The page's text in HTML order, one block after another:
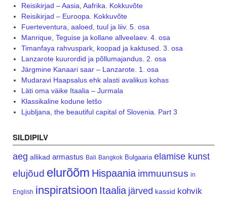
Reisikirjad – Aasia, Aafrika. Kokkuvõte
Reisikirjad – Euroopa. Kokkuvõte
Fuerteventura, aaloed, tuul ja liiv. 5. osa
Manrique, Teguise ja kollane allveelaev. 4. osa
Timanfaya rahvuspark, koopad ja kaktused. 3. osa
Lanzarote kuurordid ja põllumajandus. 2. osa
Järgmine Kanaari saar – Lanzarote. 1. osa
Mudaravi Haapsalus ehk alasti avalikus kohas
Läti oma väike Itaalia – Jurmala
Klassikaline kodune letšo
Ljubljana, the beautiful capital of Slovenia. Part 3
SILDIPILV
aeg allikad armastus Bali Bangkok Bulgaaria elamise kunst
elujõud elurõõm Hispaania immuunsus in
English inspiratsioon Itaalia järved kassid kohvik